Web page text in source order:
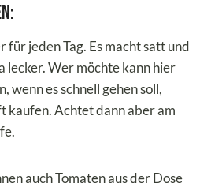
für jeden Tag. Es macht satt und
lecker. Wer möchte kann hier
wenn es schnell gehen soll,
kaufen. Achtet dann aber am
auch Tomaten aus der Dose